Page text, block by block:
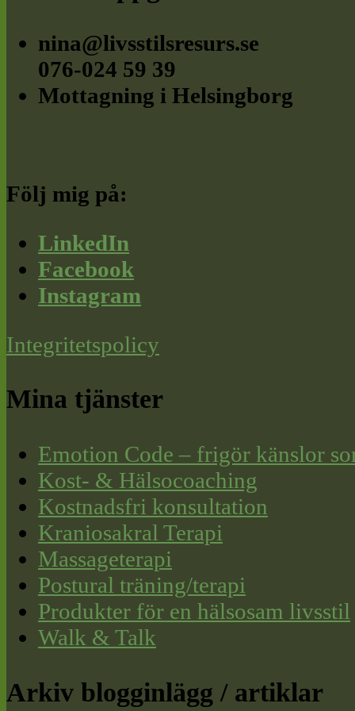
nina@livsstilsresurs.se
076-024 59 39
Mottagning i Helsingborg
Följ mig på:
LinkedIn
Facebook
Instagram
Integritetspolicy
Mina tjänster
Emotion Code – frigör känslor
Kost- & Hälsocoaching
Kostnadsfri konsultation
Kraniosakral Terapi
Massageterapi
Postural träning/terapi
Produkter för en hälsosam livsstil
Walk & Talk
Arkiv blogginlägg / artiklar